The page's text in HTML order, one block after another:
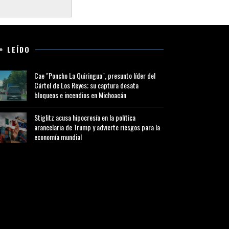
LEÍDO
Cae "Poncho La Quiringua", presunto líder del
Cártel de Los Reyes; su captura desata
bloqueos e incendios en Michoacán
Stiglitz acusa hipocresía en la política
arancelaria de Trump y advierte riesgos para la
economía mundial